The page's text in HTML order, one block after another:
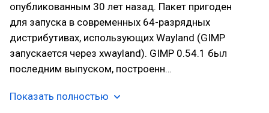
опубликованным 30 лет назад. Пакет пригоден
для запуска в современных 64-разрядных
дистрибутивах, использующих Wayland (GIMP
запускается через xwayland). GIMP 0.54.1 был
последним выпуском, построенн…
Показать полностью